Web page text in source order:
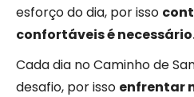
esforço do dia, por isso
confortáveis é
Cada dia no Caminho de
desafio, por isso enfrentar